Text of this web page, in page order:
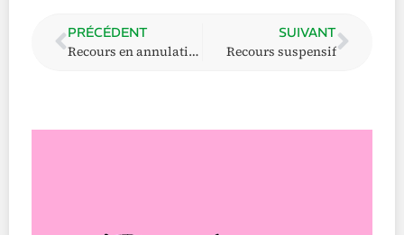
PRÉCÉDENT
Recours en annulation
SUIVANT
Recours suspensif